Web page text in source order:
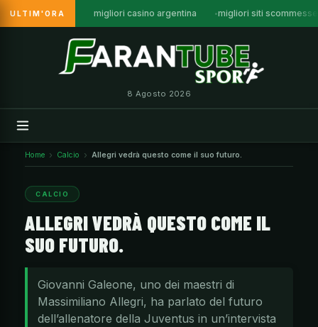
ULTIM'ORA migliori casino argentina migliori siti
8 Agosto 2026
Home Calcio Allegri vedrà questo come il suo futuro.
CALCIO
ALLEGRI VEDRÀ QUESTO COME IL
SUO FUTURO.
Giovanni Galeone, uno dei maestri di
Massimiliano Allegri, ha parlato del futuro
dell’allenatore della Juventus in un’intervista